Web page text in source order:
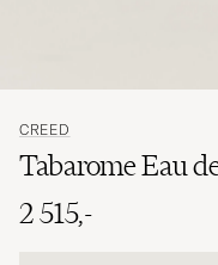
CREED
Tabarome Eau
2 515,-